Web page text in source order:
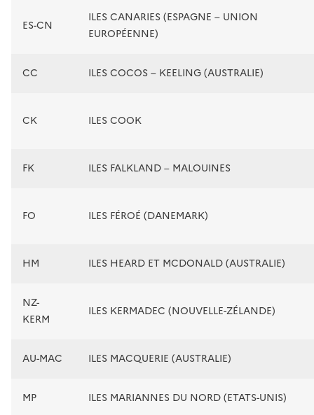
ES-CN
ILES CANARIES (ESPAGNE – UNION
EUROPÉENNE)
CC ILES COCOS – KEELING (AUSTRALIE)
CK ILES COOK
FK ILES FALKLAND – MALOUINES
FO ILES FÉROÉ (DANEMARK)
HM ILES HEARD ET MCDONALD (AUSTRALIE)
NZ-
KERM
ILES KERMADEC (NOUVELLE-ZÉLANDE)
AU-MAC ILES MACQUERIE (AUSTRALIE)
MP ILES MARIANNES DU NORD (ETATS-UNIS)